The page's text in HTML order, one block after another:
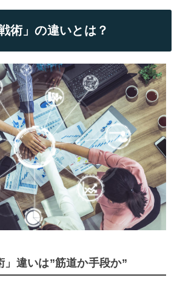
術」の違いとは？
」違いは”筋道か手段か”